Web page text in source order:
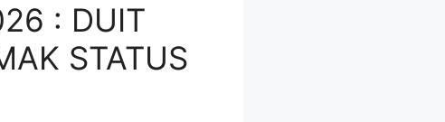
: DUIT
STATUS